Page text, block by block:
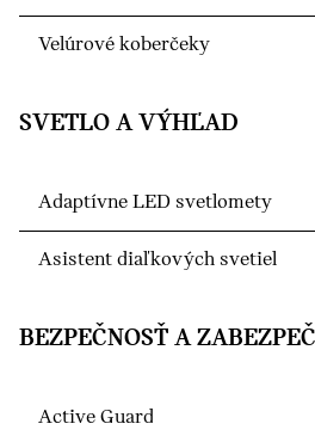
Velúrové koberčeky
SVETLO A VÝHĽAD
Adaptívne LED svetlomety
Asistent diaľkových svetiel
BEZPEČNOSŤ A
Active Guard